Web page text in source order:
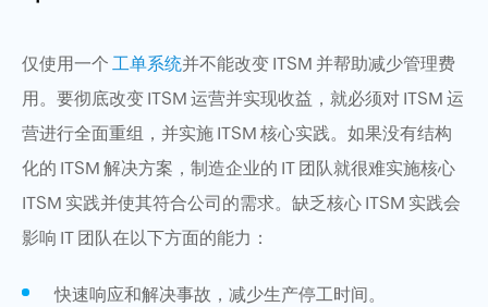
仅使用一个 工单系统并不能改变 ITSM 并帮助减少管理费
用。要彻底改变 ITSM 运营并实现收益，就必须对 ITSM 运
营进行全面重组，并实施 ITSM 核心实践。如果没有结构
化的 ITSM 解决方案，制造企业的 IT 团队就很难实施核心
ITSM 实践并使其符合公司的需求。缺乏核心 ITSM 实践会
影响 IT 团队在以下方面的能力：
快速响应和解决事故，减少生产停工时间。